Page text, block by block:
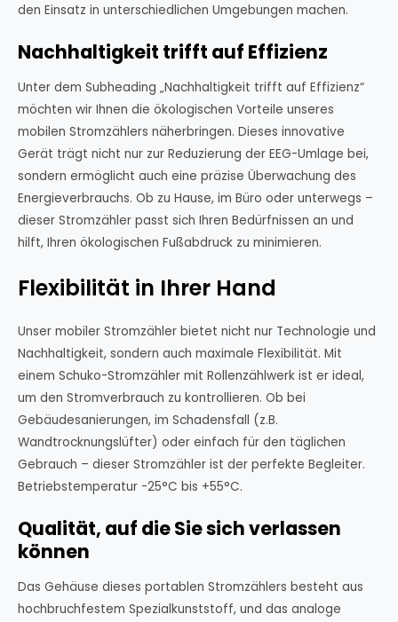
den Einsatz in unterschiedlichen Umgebungen machen.
Nachhaltigkeit trifft auf Effizienz
Unter dem Subheading „Nachhaltigkeit trifft auf Effizienz“
möchten wir Ihnen die ökologischen Vorteile unseres
mobilen Stromzählers näherbringen. Dieses innovative
Gerät trägt nicht nur zur Reduzierung der EEG-Umlage bei,
sondern ermöglicht auch eine präzise Überwachung des
Energieverbrauchs. Ob zu Hause, im Büro oder unterwegs –
dieser Stromzähler passt sich Ihren Bedürfnissen an und
hilft, Ihren ökologischen Fußabdruck zu minimieren.
Flexibilität in Ihrer Hand
Unser mobiler Stromzähler bietet nicht nur Technologie und
Nachhaltigkeit, sondern auch maximale Flexibilität. Mit
einem Schuko-Stromzähler mit Rollenzählwerk ist er ideal,
um den Stromverbrauch zu kontrollieren. Ob bei
Gebäudesanierungen, im Schadensfall (z.B.
Wandtrocknungslüfter) oder einfach für den täglichen
Gebrauch – dieser Stromzähler ist der perfekte Begleiter.
Betriebstemperatur -25°C bis +55°C.
Qualität, auf die Sie sich verlassen
können
Das Gehäuse dieses portablen Stromzählers besteht aus
hochbruchfestem Spezialkunststoff, und das analoge